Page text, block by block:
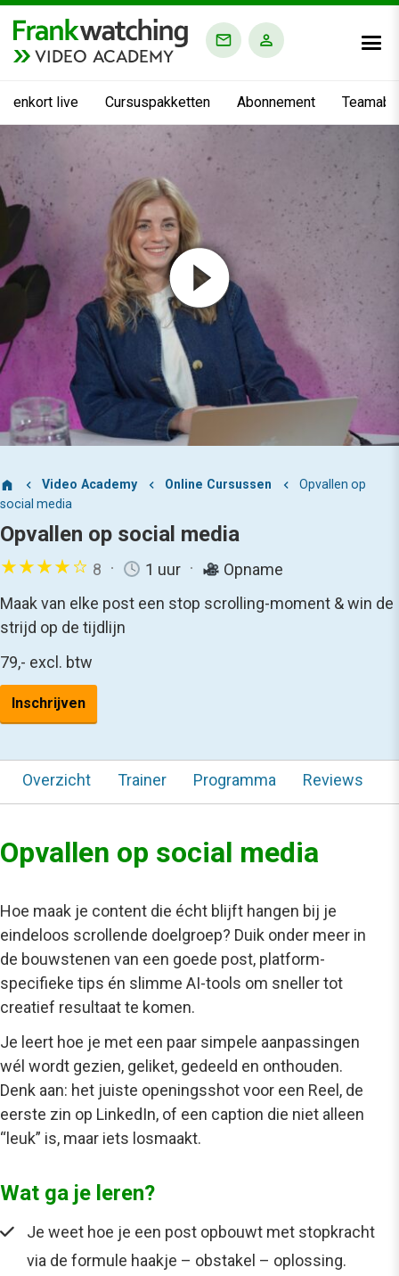
VIDEO ACADEMY
live Cursuspakketten Abonnement
Video Academy Online Cursussen
Opvallen op
social media
Opvallen op social media
8 1 uur
Opname
Maak van elke post een stop scrolling-moment & win de
strijd op de tijdlijn
79,- excl. btw
Inschrijven
Overzicht Trainer Programma Reviews
Opvallen op social media
Hoe maak je content die écht blijft hangen bij je
eindeloos scrollende doelgroep? Duik onder meer in
de bouwstenen van een goede post, platform-
specifieke tips én slimme AI-tools om sneller tot
creatief resultaat te komen.
Je leert hoe je met een paar simpele aanpassingen
wél wordt gezien, geliket, gedeeld en onthouden.
Denk aan: het juiste openingsshot voor een Reel, de
eerste zin op LinkedIn, of een caption die niet alleen
“leuk” is, maar iets losmaakt.
Wat ga je leren?
Je weet hoe je een post opbouwt met stopkracht
via de formule haakje – obstakel – oplossing.